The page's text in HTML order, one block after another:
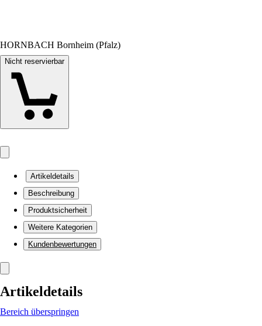
HORNBACH Bornheim (Pfalz)
Nicht reservierbar
Artikeldetails
Beschreibung
Produktsicherheit
Weitere Kategorien
Kundenbewertungen
Artikeldetails
Bereich überspringen